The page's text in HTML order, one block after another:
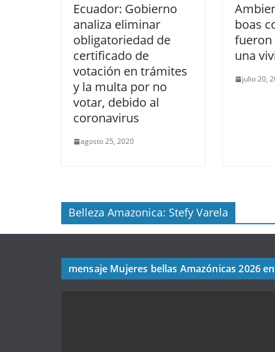
Ecuador: Gobierno
analiza eliminar
obligatoriedad de
certificado de
votación en trámites
y la multa por no
votar, debido al
coronavirus
agosto 25, 2020
boas
fueron
una
julio 20,
Belleza Amazonica: Stefy Varela
mensaje Mujeres bellas Amazónicas 2026